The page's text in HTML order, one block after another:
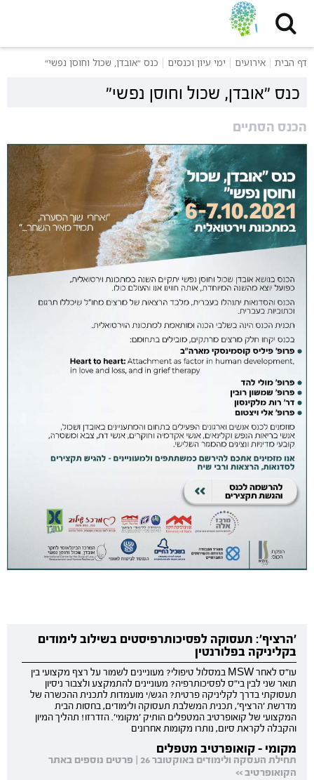
דף הבית אירועים ימי עיון וכנסים כנס ״אובדן, שכול וחוסן נפשי״
כנס ״אובדן, שכול וחוסן נפשי״
הכנס הסתיים
'הרציף': תעסוקה לפסיכותרפיסטים בשילוב לימודים
בקליניקה בפלורנטין
עו"ס לאחר MSW במסלול טיפולי? מעוניינים לשמור על רצף מקצועי בין
תואר שני לבין בי"ס לפסיכותרפיה? מעוניינים להתמקצע ולצבור ניסיון
תעסוקתי בדרך לקליניקה פרטית? הגש/י מועמדות לתכנית ההכשרה של
מדרשת 'הרציף', תכנית המשלבת תעסוקה ולימודים, בחסות הבית
המקצועי של קואופרטיב המטפלים הותיק 'מקומי'. הזדרזו! תהליך המיון
והקבלה לקראת סיום, נותרו מקומות אחרונים
מקומי - קואופרטיב מטפלים
תחילת העסקה ולימודים באוקטובר 26 | פרטים נוספים באתר
הקואופרטיב >>